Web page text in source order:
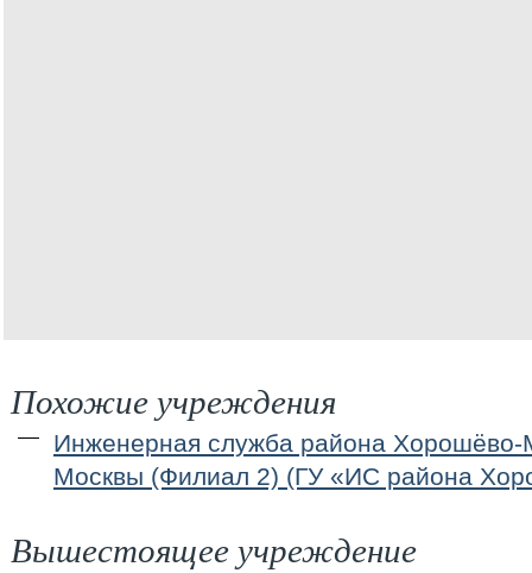
Похожие учреждения
Инженерная служба района
Москвы (Филиал 2) (ГУ «ИС района
Вышестоящее учреждение